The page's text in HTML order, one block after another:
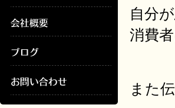
自分
消費
また